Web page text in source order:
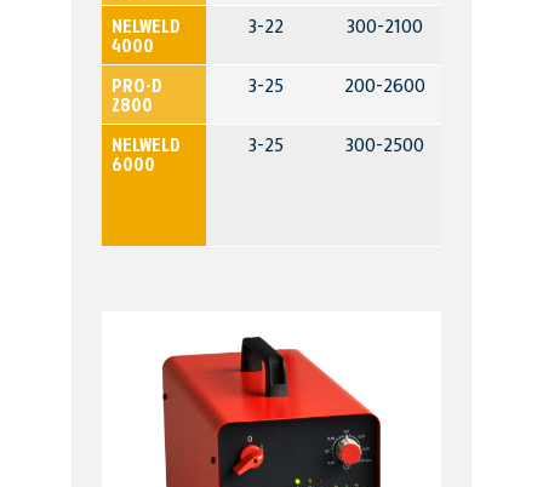
NELWELD
4000
3-22 300-2100
PRO-D
2800
3-25 200-2600
NELWELD
6000
3-25 300-2500